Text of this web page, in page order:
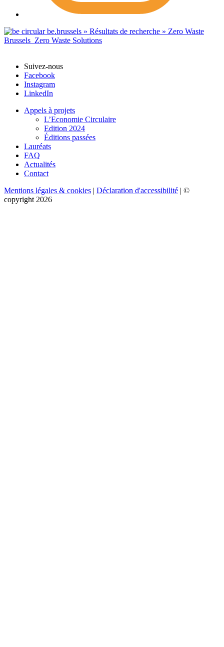
Suivez-nous
Facebook
Instagram
LinkedIn
Appels à projets
L’Economie Circulaire
Edition 2024
Éditions passées
Lauréats
FAQ
Actualités
Contact
Mentions légales & cookies | Déclaration d'accessibilité | ©
copyright 2026